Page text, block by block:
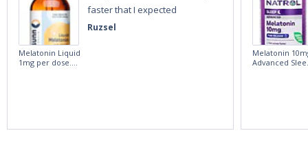
Ruzsel
faster that I expected
Melatonin Liquid
1mg per dose.
Melatonin
Advanced